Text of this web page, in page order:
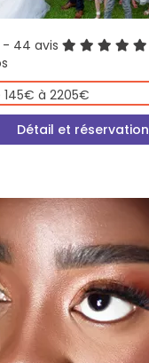
- 44 avis
à 2205€
Détail et réservation